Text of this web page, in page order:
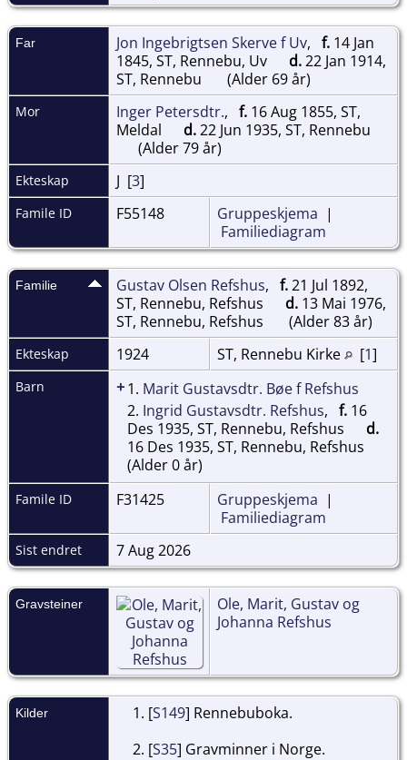
Far Jon Ingebrigtsen Skerve f Uv, f. 14 Jan
1845, ST, Rennebu, Uv
d.22 Jan 1914,
ST, Rennebu
(Alder 69 år)
Mor Inger Petersdtr., f. 16 Aug 1855, ST,
Meldal
d.22 Jun 1935, ST, Rennebu
(Alder 79 år)
Ekteskap J [3]
Famile ID F55148 Gruppeskjema |
Familiediagram
Familie Gustav Olsen Refshus, f.21 Jul 1892,
ST, Rennebu, Refshus
d. 13 Mai 1976,
ST, Rennebu, Refshus
(Alder 83 år)
Ekteskap 1924 ST, Rennebu Kirke [1]
Barn +1. Marit Gustavsdtr. Bøe f Refshus
2. Ingrid Gustavsdtr. Refshus, f. 16
Des 1935, ST, Rennebu, Refshus
d.
16 Des 1935, ST, Rennebu, Refshus
(Alder 0 år)
Famile ID F31425 Gruppeskjema |
Familiediagram
Sist endret 7 Aug 2026
Gravsteiner
Ole, Marit, Gustav og
Johanna Refshus
Kilder [S149] Rennebuboka.
[S35] Gravminner i Norge.